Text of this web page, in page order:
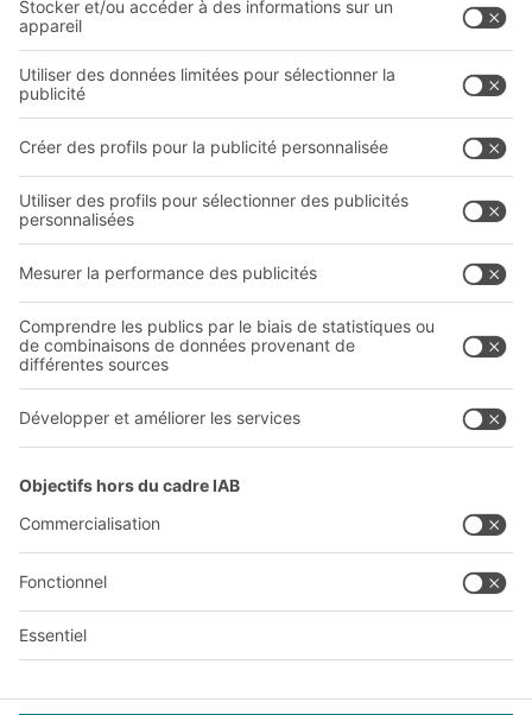
Solutions intralogistiques
Bacs en matière plastique
Systèmes de rayonnages
Prestations de service
LE PRO DU STOCKAGE
Entreprise
Qui sommes-nous ?
Sites internationaux
Follow us
ABIT O
YOUR LIFE.
03 870 99 00
© 2026 BITO-Lagertechnik Bittmann GmbH
Cette offre est destinée à l'industrie, à l'artisanat, au